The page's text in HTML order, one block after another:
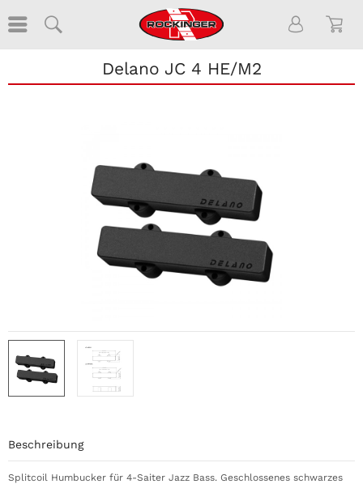
Delano JC 4 HE/M2
Beschreibung
Splitcoil Humbucker für 4-Saiter Jazz Bass. Geschlossenes schwarzes